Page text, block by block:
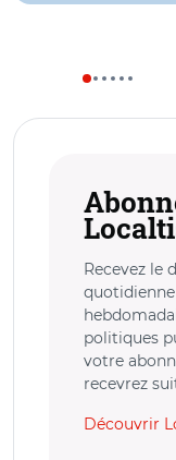
Recevez le
politiques
votre
recevrez
Découvrir